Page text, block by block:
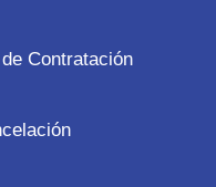
Contratación